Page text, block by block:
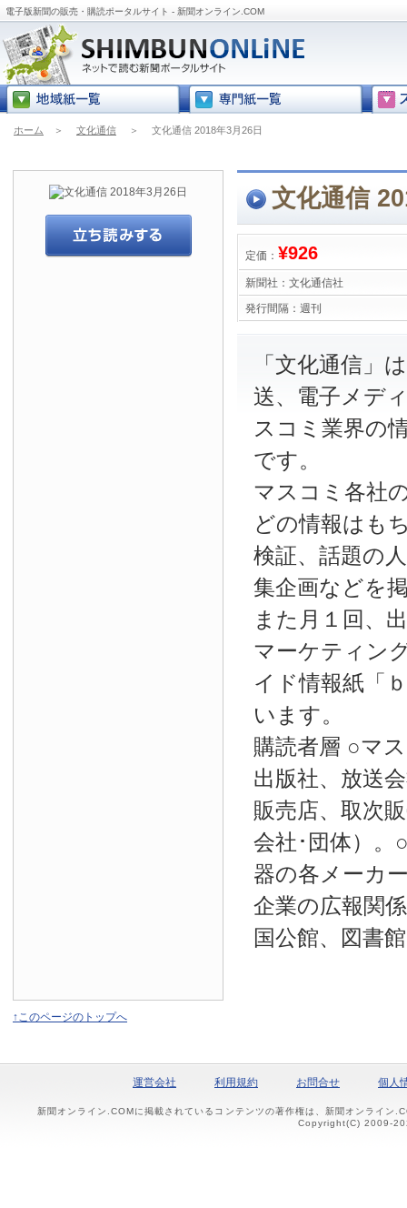
電子版新聞の販売・購読ポータルサイト - 新聞オンライン.COM
ホーム ＞ 文化通信 ＞ 文化通信 2018年3月26日
文化通信
定価： ¥926
新聞社： 文化通信社
発行間隔： 週刊
「文化通信」
送、電子メデ
スコミ業界の
です。
マスコミ各社
どの情報はも
検証、話題の
集企画などを
また月１回、
マーケティン
イド情報紙「
います。
購読者層 ○マ
出版社、放送
販売店、取次
会社･団体）。
器の各メーカ
企業の広報関
国公館、図書
↑このページのトップへ
運営会社 利用規約 お問合せ 個人
新聞オンライン.COMに掲載されているコンテンツの著作権は、新聞オンライン
Copyright(C) 2009-